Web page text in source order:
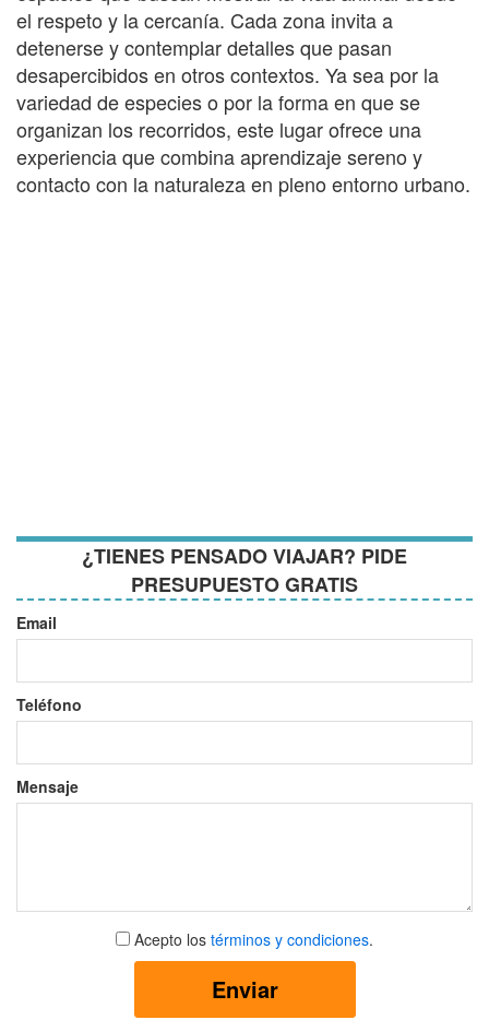
el respeto y la cercanía. Cada zona invita a
detenerse y contemplar detalles que pasan
desapercibidos en otros contextos. Ya sea por la
variedad de especies o por la forma en que se
organizan los recorridos, este lugar ofrece una
experiencia que combina aprendizaje sereno y
contacto con la naturaleza en pleno entorno urbano.
¿TIENES PENSADO VIAJAR? PIDE
PRESUPUESTO GRATIS
Email
Teléfono
Mensaje
Aceptar
términos
Acepto los términos y condiciones.
Enviar